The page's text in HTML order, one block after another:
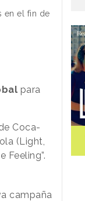
en el fin de
para
Coca-
(Light,
Feeling”.
campaña